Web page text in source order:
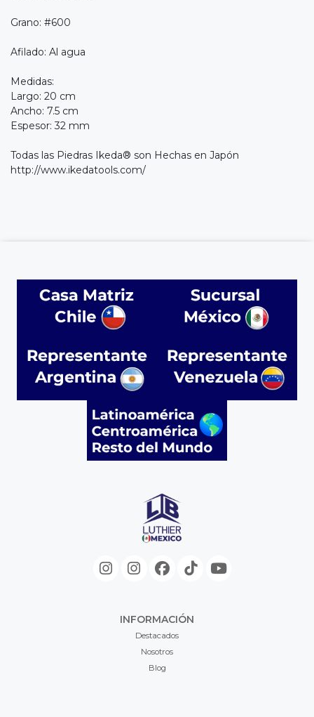
Grano: #600
Afilado: Al agua
Medidas:
Largo: 20 cm
Ancho: 7.5 cm
Espesor: 32 mm
Todas las Piedras Ikeda® son Hechas en Japón
http://www.ikedatools.com/
INFORMACIÓN
Destacados
Nosotros
Blog